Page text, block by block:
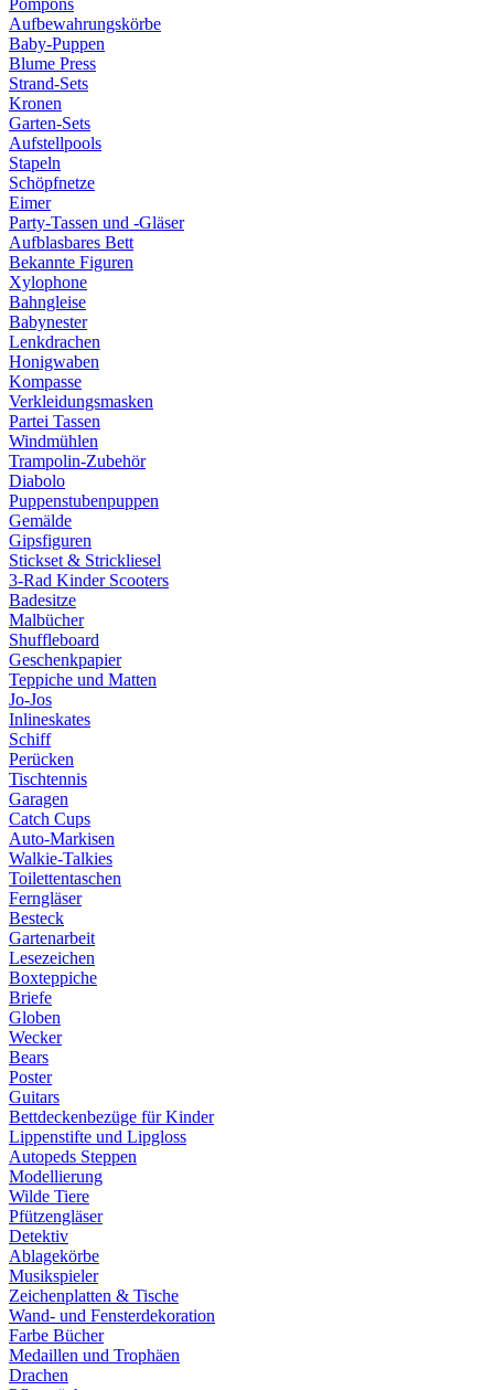
Pompons
Aufbewahrungskörbe
Baby-Puppen
Blume Press
Strand-Sets
Kronen
Garten-Sets
Aufstellpools
Stapeln
Schöpfnetze
Eimer
Party-Tassen und -Gläser
Aufblasbares Bett
Bekannte Figuren
Xylophone
Bahngleise
Babynester
Lenkdrachen
Honigwaben
Kompasse
Verkleidungsmasken
Partei Tassen
Windmühlen
Trampolin-Zubehör
Diabolo
Puppenstubenpuppen
Gemälde
Gipsfiguren
Stickset & Strickliesel
3-Rad Kinder Scooters
Badesitze
Malbücher
Shuffleboard
Geschenkpapier
Teppiche und Matten
Jo-Jos
Inlineskates
Schiff
Perücken
Tischtennis
Garagen
Catch Cups
Auto-Markisen
Walkie-Talkies
Toilettentaschen
Ferngläser
Besteck
Gartenarbeit
Lesezeichen
Boxteppiche
Briefe
Globen
Wecker
Bears
Poster
Guitars
Bettdeckenbezüge für Kinder
Lippenstifte und Lipgloss
Autopeds Steppen
Modellierung
Wilde Tiere
Pfützengläser
Detektiv
Ablagekörbe
Musikspieler
Zeichenplatten & Tische
Wand- und Fensterdekoration
Farbe Bücher
Medaillen und Trophäen
Drachen